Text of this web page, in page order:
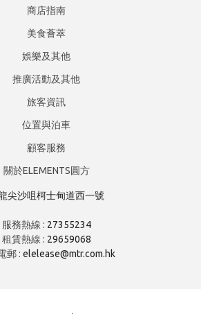
商店指南
美食薈萃
娛樂及其他
推廣活動及其他
旅客資訊
位置與泊車
顧客服務
關於ELEMENTS圓方
尖沙咀柯士甸道西一號
服務熱線 : 27355234
租賃熱線 : 29659068
郵 : elelease@mtr.com.hk